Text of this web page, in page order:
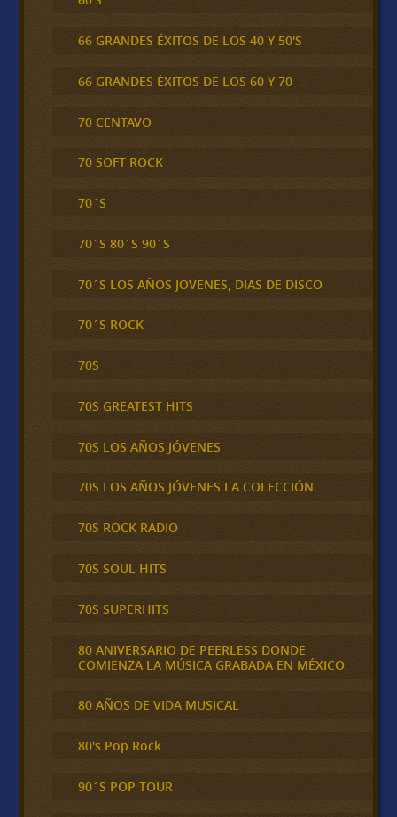
66 GRANDES ÉXITOS DE LOS 40 Y 50'S
66 GRANDES ÉXITOS DE LOS 60 Y 70
70 CENTAVO
70 SOFT ROCK
70´S
70´S 80´S 90´S
70´S LOS AÑOS JOVENES, DIAS DE DISCO
70´S ROCK
70S
70S GREATEST HITS
70S LOS AÑOS JÓVENES
70S LOS AÑOS JÓVENES LA COLECCIÓN
70S ROCK RADIO
70S SOUL HITS
70S SUPERHITS
80 ANIVERSARIO DE PEERLESS DONDE
COMIENZA LA MÚSICA GRABADA EN MÉXICO
80 AÑOS DE VIDA MUSICAL
80's Pop Rock
90´S POP TOUR